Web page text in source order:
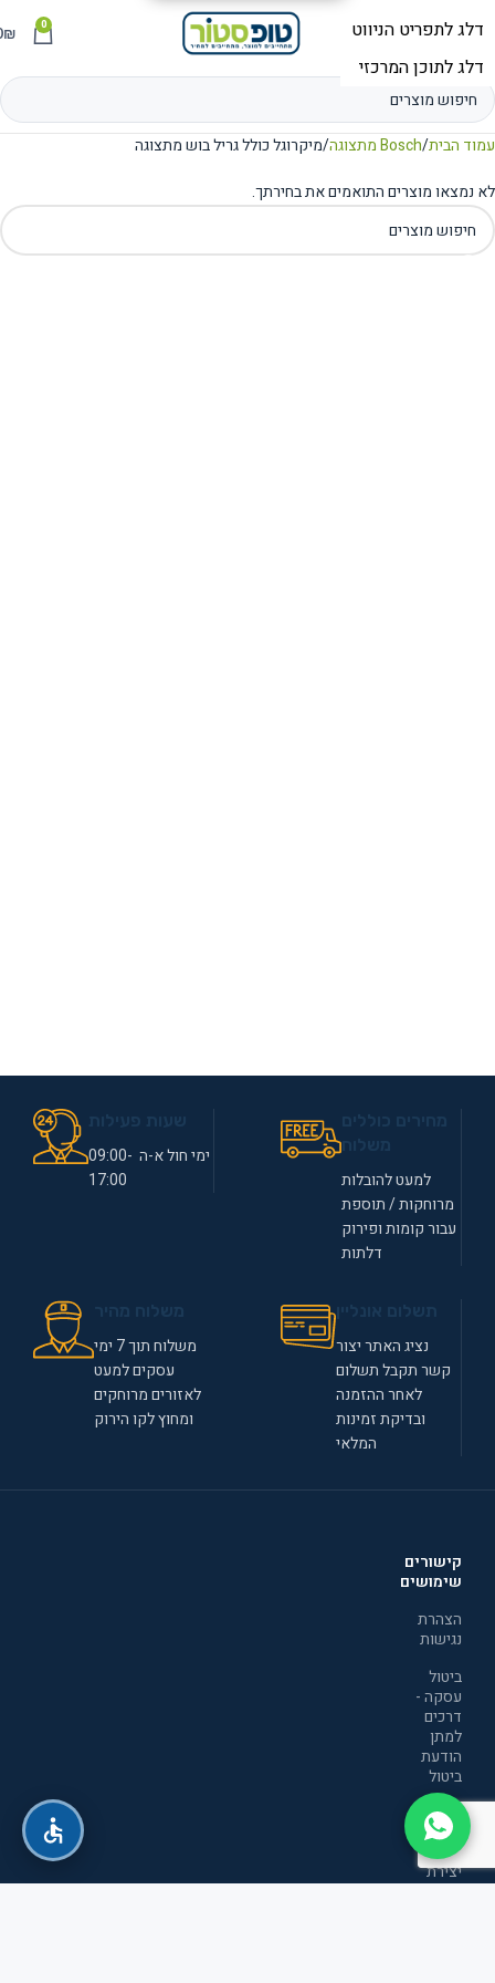
תפריט 0
₪
עמוד הבית Bosch מתצוגה
מיקרוגל כולל גריל בוש מתצוגה
לא נמצאו מוצרים התואמים את בחירתך.
למעט להובלות
מרוחקות / תוספת
עבור קומות ופירוק
דלתות
ימי חול א-ה 09:00-
17:00
נציג האתר יצור
קשר תקבל תשלום
לאחר ההזמנה
ובדיקת זמינות
המלאי
משלוח תוך 7 ימי
עסקים למעט
לאזורים מרוחקים
ומחוץ לקו הירוק
קישורים
שימושים
הצהרת
נגישות
ביטול
עסקה -
דרכים
למתן
הודעת
ביטול
מדיניות
הפרטיות
יצירת